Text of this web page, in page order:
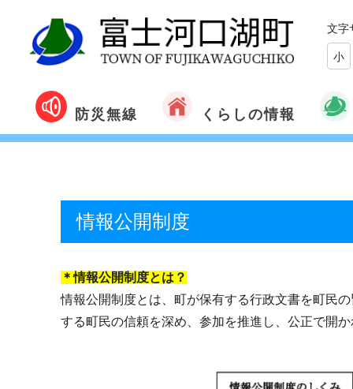
文字
小
防災無線 くらしの情報
情報公開制度
＊情報公開制度とは？
情報公開制度とは、町が保有する行政文書を町民
する町民の信頼を深め、参加を推進し、公正で開